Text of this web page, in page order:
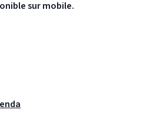
sur mobile.